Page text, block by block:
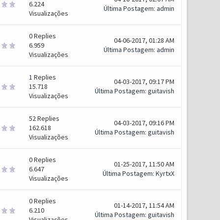
6.224
Visualizações
Última Postagem: admin
0Replies
6.959
Visualizações
04-06-2017, 01:28 AM
Última Postagem: admin
1 Replies
15.718
Visualizações
04-03-2017, 09:17 PM
Última Postagem: guitavish
52Replies
162.618
Visualizações
04-03-2017, 09:16 PM
Última Postagem: guitavish
0Replies
6.647
Visualizações
01-25-2017, 11:50 AM
Última Postagem: KyrtxX
0Replies
6.210
01-14-2017, 11:54 AM
Última Postagem: guitavish